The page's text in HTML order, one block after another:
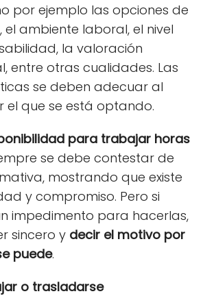
por ejemplo las opciones de
el ambiente laboral, el nivel
la valoración
entre otras cualidades. Las
se deben adecuar al
el que se está optando.
para trabajar horas
se debe contestar de
mostrando que existe
y compromiso. Pero si
impedimento para hacerlas,
sincero y decir el motivo por
puede.
o trasladarse